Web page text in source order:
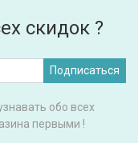
скидок ?
Подписаться
обо всех
первыми !